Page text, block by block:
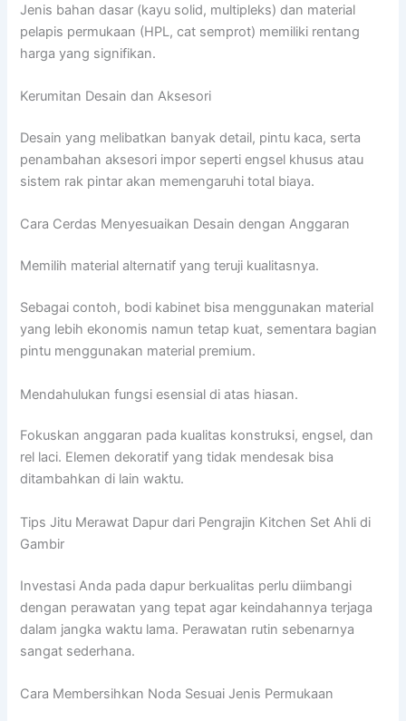
Jenis bahan dasar (kayu solid, multipleks) dan material
pelapis permukaan (HPL, cat semprot) memiliki rentang
harga yang signifikan.
Kerumitan Desain dan Aksesori
Desain yang melibatkan banyak detail, pintu kaca, serta
penambahan aksesori impor seperti engsel khusus atau
sistem rak pintar akan memengaruhi total biaya.
Cara Cerdas Menyesuaikan Desain dengan Anggaran
Memilih material alternatif yang teruji kualitasnya.
Sebagai contoh, bodi kabinet bisa menggunakan material
yang lebih ekonomis namun tetap kuat, sementara bagian
pintu menggunakan material premium.
Mendahulukan fungsi esensial di atas hiasan.
Fokuskan anggaran pada kualitas konstruksi, engsel, dan
rel laci. Elemen dekoratif yang tidak mendesak bisa
ditambahkan di lain waktu.
Tips Jitu Merawat Dapur dari Pengrajin Kitchen Set Ahli di
Gambir
Investasi Anda pada dapur berkualitas perlu diimbangi
dengan perawatan yang tepat agar keindahannya terjaga
dalam jangka waktu lama. Perawatan rutin sebenarnya
sangat sederhana.
Cara Membersihkan Noda Sesuai Jenis Permukaan